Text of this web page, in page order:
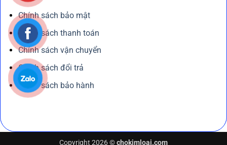
Chính sách bảo mật
Chính sách thanh toán
Chính sách vận chuyển
Chính sách đổi trả
Chính sách bảo hành
Copyright 2026 ©chokimloai.com